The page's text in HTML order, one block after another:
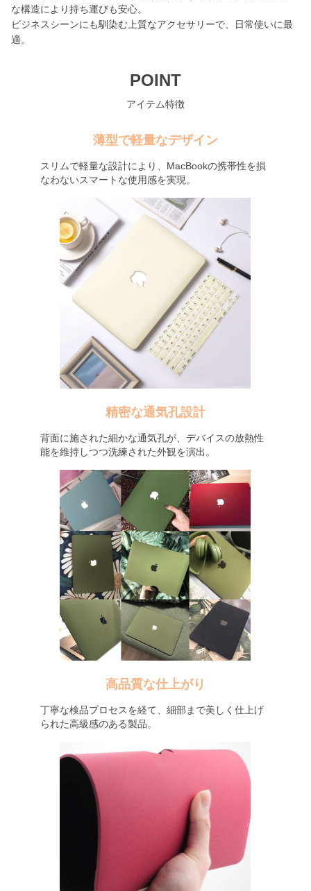
な構造により持ち運びも安心。
ビジネスシーンにも馴染む上質なアクセサリーで、日常使いに最
適。
POINT
アイテム特徴
薄型で軽量なデザイン
スリムで軽量な設計により、MacBookの携帯性を損
なわないスマートな使用感を実現。
精密な通気孔設計
背面に施された細かな通気孔が、デバイスの放熱性
能を維持しつつ洗練された外観を演出。
高品質な仕上がり
丁寧な検品プロセスを経て、細部まで美しく仕上げ
られた高級感のある製品。